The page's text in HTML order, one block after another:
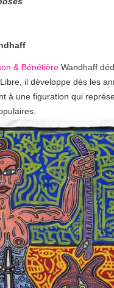
& Bénétière Wandhaff
il développe dès les
à une figuration qui